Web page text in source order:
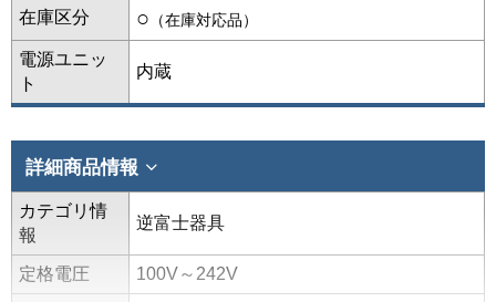
在庫区分 ○ （在庫対応品）
電源ユニッ
ト
内蔵
詳細商品情報
カテゴリ情
報
逆富士器具
定格電圧 100V～242V